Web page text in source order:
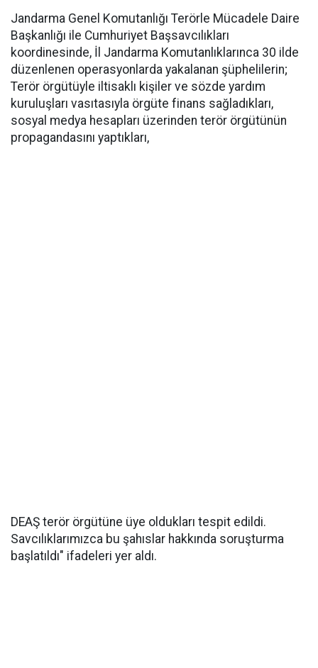
Jandarma Genel Komutanlığı Terörle Mücadele Daire
Başkanlığı ile Cumhuriyet Başsavcılıkları
koordinesinde, İl Jandarma Komutanlıklarınca 30 ilde
düzenlenen operasyonlarda yakalanan şüphelilerin;
Terör örgütüyle iltisaklı kişiler ve sözde yardım
kuruluşları vasıtasıyla örgüte finans sağladıkları,
sosyal medya hesapları üzerinden terör örgütünün
propagandasını yaptıkları,
DEAŞ terör örgütüne üye oldukları tespit edildi.
Savcılıklarımızca bu şahıslar hakkında soruşturma
başlatıldı" ifadeleri yer aldı.